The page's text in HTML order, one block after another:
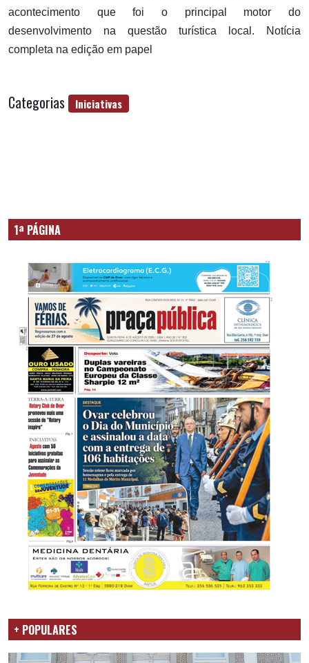
acontecimento que foi o principal motor do
desenvolvimento na questão turística local. Notícia
completa na edição em papel
Categorias Iniciativas
1ª PÁGINA
+ POPULARES